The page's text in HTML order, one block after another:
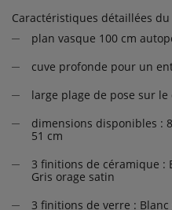
Caractéristiques détaillées
plan vasque 100 cm
cuve profonde pour un
large plage de pose sur
dimensions disponibles :
51 cm
3 finitions de céramique :
Gris orage satin
3 finitions de verre :